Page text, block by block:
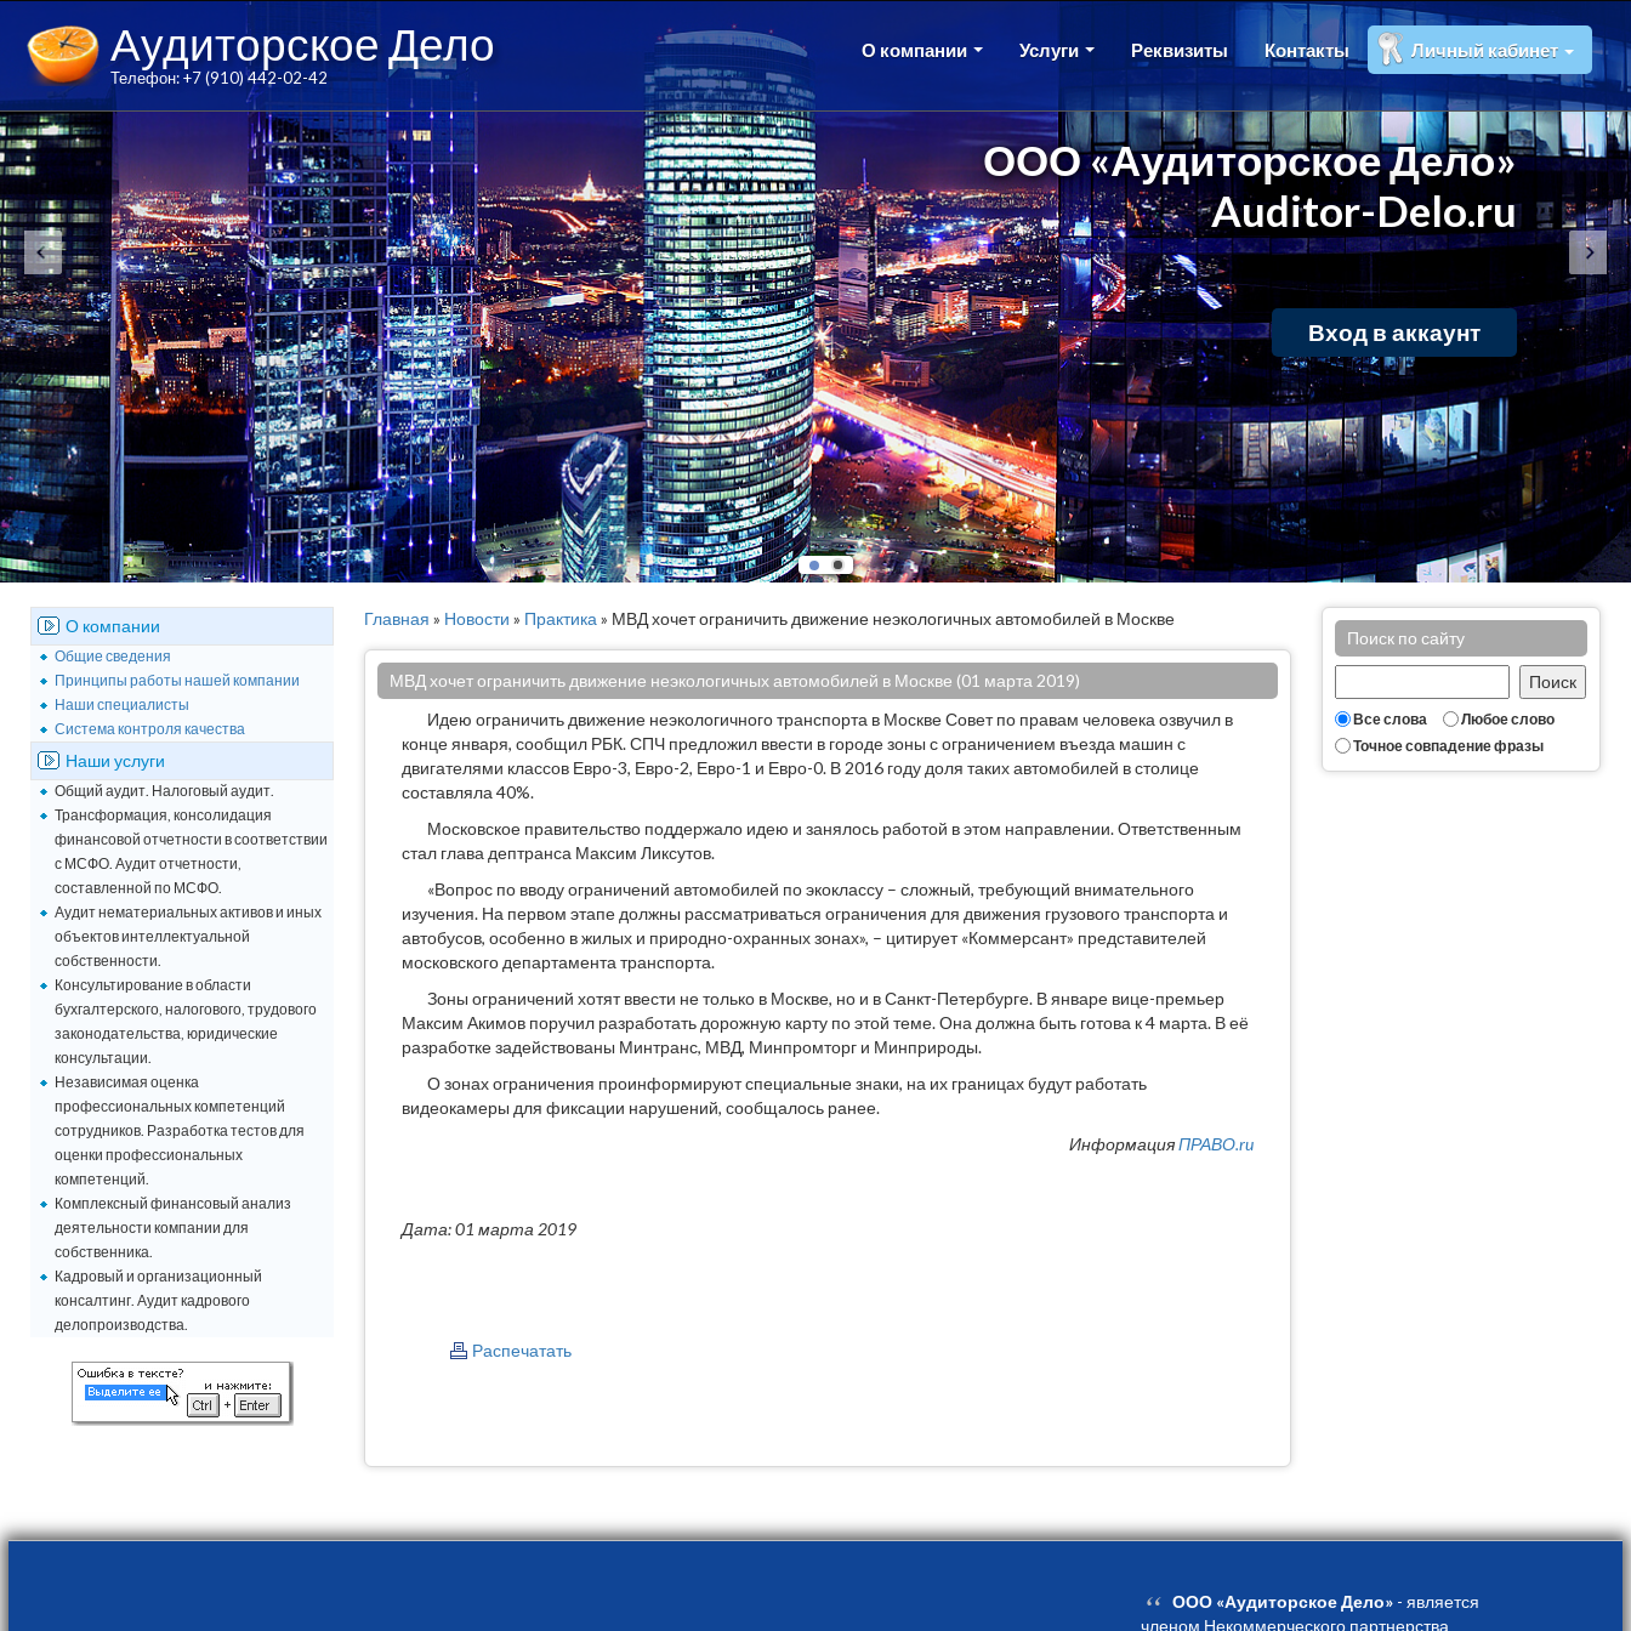
Аудиторское Дело
Телефон: +7 (910) 442-02-42
О компании Услуги Реквизиты Контакты Личный кабинет
ООО «Аудиторское Дело»
Auditor-Delo.ru
Вход в аккаунт
О компании
Общие сведения
Принципы работы нашей компании
Наши специалисты
Система контроля качества
Наши услуги
Общий аудит. Налоговый аудит.
Трансформация, консолидация
финансовой отчетности в соответствии
с МСФО. Аудит отчетности,
составленной по МСФО.
Аудит нематериальных активов и иных
объектов интеллектуальной
собственности.
Консультирование в области
бухгалтерского, налогового, трудового
законодательства, юридические
консультации.
Независимая оценка
профессиональных компетенций
сотрудников. Разработка тестов для
оценки профессиональных
компетенций.
Комплексный финансовый анализ
деятельности компании для
собственника.
Кадровый и организационный
консалтинг. Аудит кадрового
делопроизводства.
Поиск по сайту
Все слова
Любое слово
Точное совпадение фразы
Главная » Новости » Практика » МВД хочет ограничить движение неэкологичных автомобилей в Москве
МВД хочет ограничить движение неэкологичных автомобилей в Москве (01 марта 2019)
Идею ограничить движение неэкологичного транспорта в Москве Совет по правам человека озвучил в
конце января, сообщил РБК. СПЧ предложил ввести в городе зоны с ограничением въезда машин с
двигателями классов Евро-3, Евро-2, Евро-1 и Евро-0. В 2016 году доля таких автомобилей в столице
составляла 40%.
Московское правительство поддержало идею и занялось работой в этом направлении. Ответственным
стал глава дептранса Максим Ликсутов.
«Вопрос по вводу ограничений автомобилей по экоклассу – сложный, требующий внимательного
изучения. На первом этапе должны рассматриваться ограничения для движения грузового транспорта и
автобусов, особенно в жилых и природно-охранных зонах», – цитирует «Коммерсант» представителей
московского департамента транспорта.
Зоны ограничений хотят ввести не только в Москве, но и в Санкт-Петербурге. В январе вице-премьер
Максим Акимов поручил разработать дорожную карту по этой теме. Она должна быть готова к 4 марта. В её
разработке задействованы Минтранс, МВД, Минпромторг и Минприроды.
О зонах ограничения проинформируют специальные знаки, на их границах будут работать
видеокамеры для фиксации нарушений, сообщалось ранее.
ИнформацияПРАВО.ru
Дата: 01 марта 2019
Распечатать
“ ООО «Аудиторское Дело» - является
членом Некоммерческого партнерства